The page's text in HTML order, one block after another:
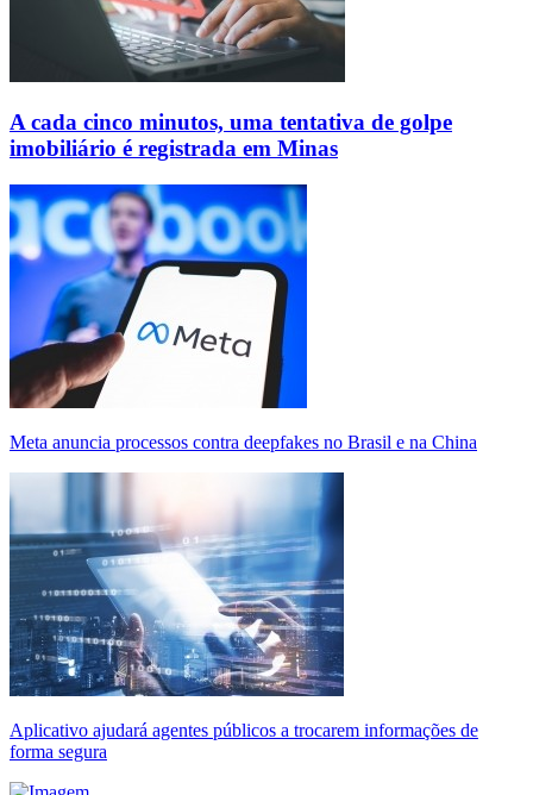
A cada cinco minutos, uma tentativa de golpe
imobiliário é registrada em Minas
Meta anuncia processos contra deepfakes no Brasil e na China
Aplicativo ajudará agentes públicos a trocarem informações de
forma segura